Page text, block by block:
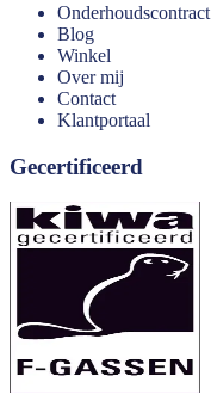
Onderhoudscontract
Blog
Winkel
Over mij
Contact
Klantportaal
Gecertificeerd